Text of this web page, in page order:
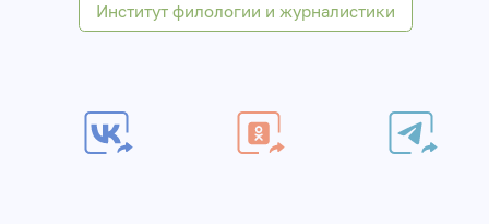
Институт филологии и журналистики